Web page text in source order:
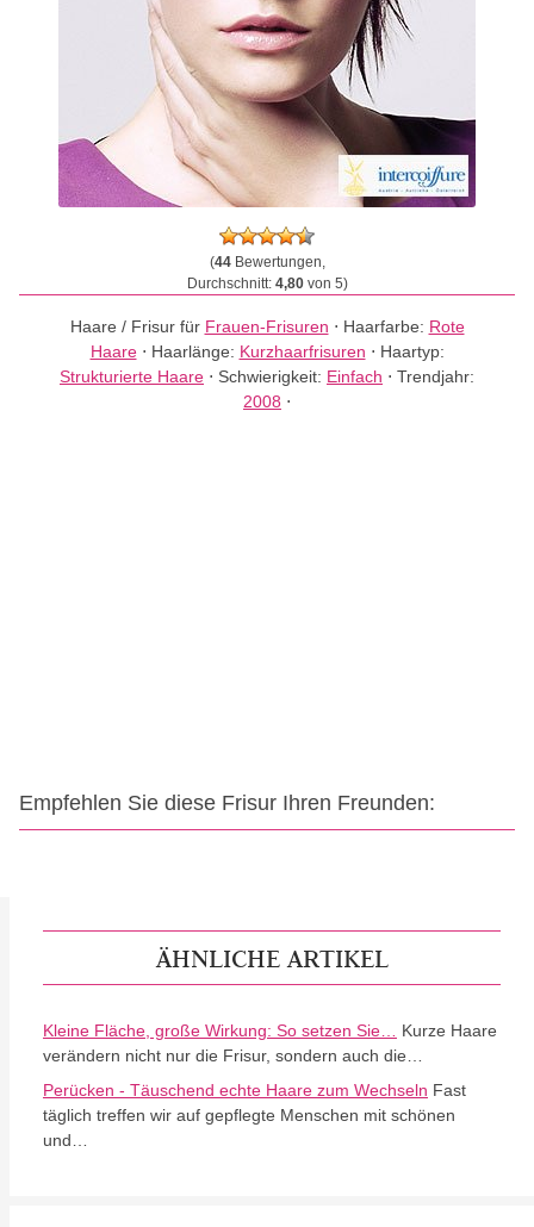
(44Bewertungen,
Durchschnitt: 4,80von 5)
Haare / Frisur für Frauen-Frisuren ⋅ Haarfarbe: Rote
Haare⋅ Haarlänge: Kurzhaarfrisuren ⋅ Haartyp:
Strukturierte Haare ⋅ Schwierigkeit: Einfach ⋅ Trendjahr:
2008 ⋅
Empfehlen Sie diese Frisur Ihren Freunden:
ÄHNLICHE ARTIKEL
Kleine Fläche, große Wirkung: So setzen Sie…
Kurze Haare
verändern nicht nur die Frisur, sondern auch die…
Perücken - Täuschend echte Haare zum Wechseln Fast
täglich treffen wir auf gepflegte Menschen mit schönen
und…